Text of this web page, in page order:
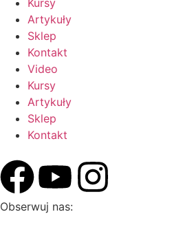
Artykuły
Sklep
Kontakt
Video
Kursy
Artykuły
Sklep
Kontakt
Obserwuj nas: